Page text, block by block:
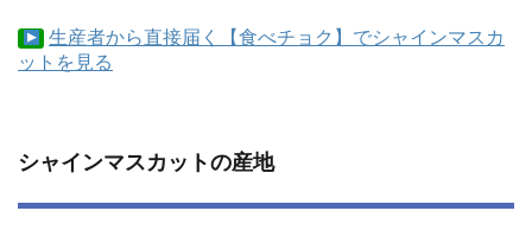
生産者から直接届く【食べチョク】でシャインマスカ
ットを見る
シャインマスカットの産地